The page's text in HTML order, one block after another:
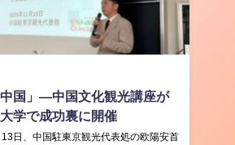
中国」—中国文化観光講座が
学で成功裏に開催
日、中国駐東京観光代表処の欧陽安首